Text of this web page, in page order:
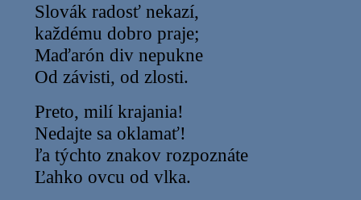
Slovák radosť nekazí,
každému dobro praje;
Maďarón div nepukne
Od závisti, od zlosti.
Preto, milí krajania!
Nedajte sa oklamať!
ľa týchto znakov rozpoznáte
Ľahko ovcu od vlka.